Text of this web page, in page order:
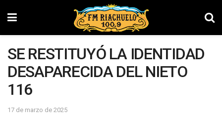
SE RESTITUYÓ LA IDENTIDAD
DESAPARECIDA DEL NIETO
116
17 de marzo de 2025